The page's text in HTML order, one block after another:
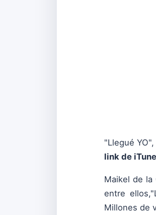
"Llegué
link de
Maikel de la
entre
Millones de